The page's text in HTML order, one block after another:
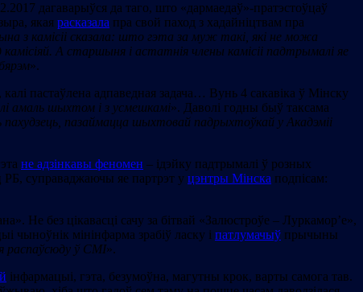
дагаварыўся да таго, што «дармаедаў»-пратэстоўцаў
якая расказала пра свой паход з хадайніцтвам пра
з камісіі сказала: што гэта за муж такі, які не можа
А старшыня і астатнія члены камісіі падтрымалі яе
».
пастаўлена адпаведная задача… Вунь 4 сакавіка ў Мінску
амаль шыхтом і з усмешкамі». Даволі годны быў таксама
пазаймацца шыхтовай падрыхтоўкай у Акадэміі
не адзінкавы феномен – ідэйку падтрымалі ў розных
суправаджаючы яе партрэт у цэнтры Мінска подпісам:
Не без цікавасці сачу за бітвай «Залюстроўе – Луркамор’е»,
чыноўнік мінінфарма зрабіў ласку і патлумачыў прычыны
распаўсюду ў СМІ».
інфармацыі, гэта, безумоўна, магутны крок, варты самога тав.